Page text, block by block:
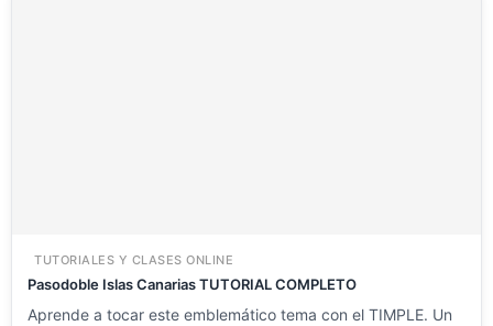
TUTORIALES Y CLASES ONLINE
Pasodoble Islas Canarias TUTORIAL COMPLETO
Aprende a tocar este emblemático tema con el TIMPLE. Un